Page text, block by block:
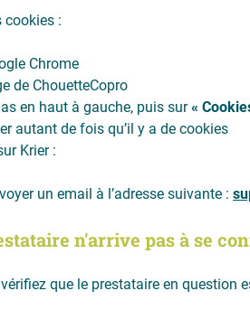
cookies :
Chrome
de ChouetteCopro
en haut à gauche, puis sur«
autant de fois qu’il y a de cookies
Krier :
un email à l’adresse suivante :
n'arrive pas à se
que le prestataire en question